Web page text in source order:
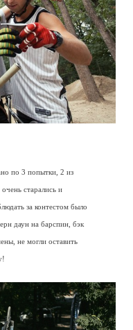
по 3 попытки, 2 из
старались и
за контестом было
даун на барспин, бэк
не могли оставить